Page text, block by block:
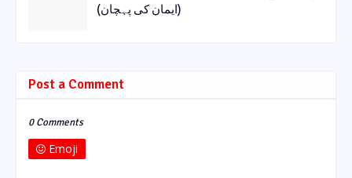
(ایمان کی پہچان)
Post a Comment
0 Comments
Emoji